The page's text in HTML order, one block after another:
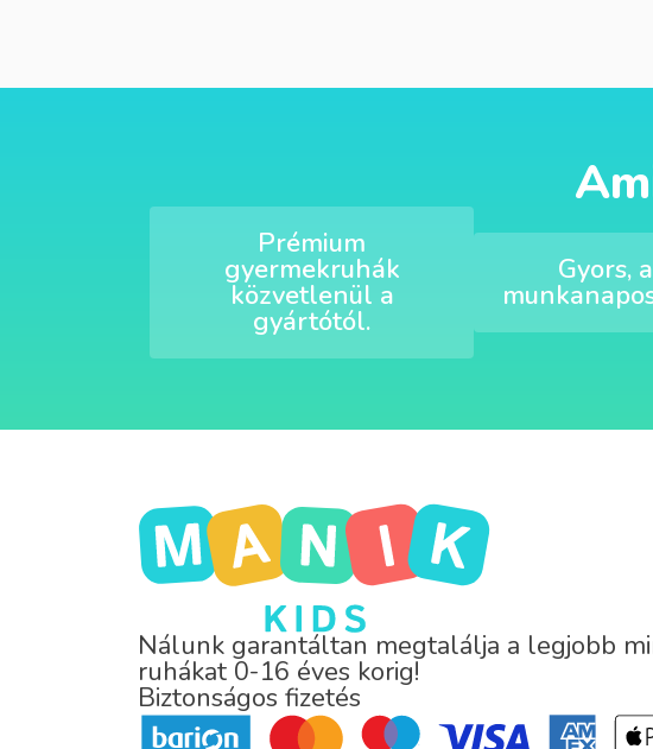
Prémium
gyermekruhák
közvetlenül a
gyártótól.
Gyors,
Nálunk garantáltan megtalálja a legjobb
ruhákat 0-16 éves korig!
Biztonságos fizetés